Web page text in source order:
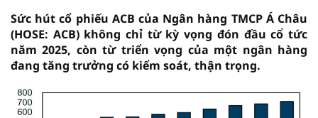
Sức hút cổ phiếu ACB của Ngân hàng TMCP Á Châu
(HOSE: ACB) không chỉ từ kỳ vọng đón đầu cổ tức
năm 2025, còn từ triển vọng của một ngân hàng
đang tăng trưởng có kiểm soát, thận trọng.